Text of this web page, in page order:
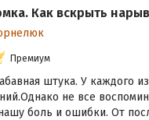
Как вскрыть
Премиум
штука. У каждого
не все
боль и ошибки. От